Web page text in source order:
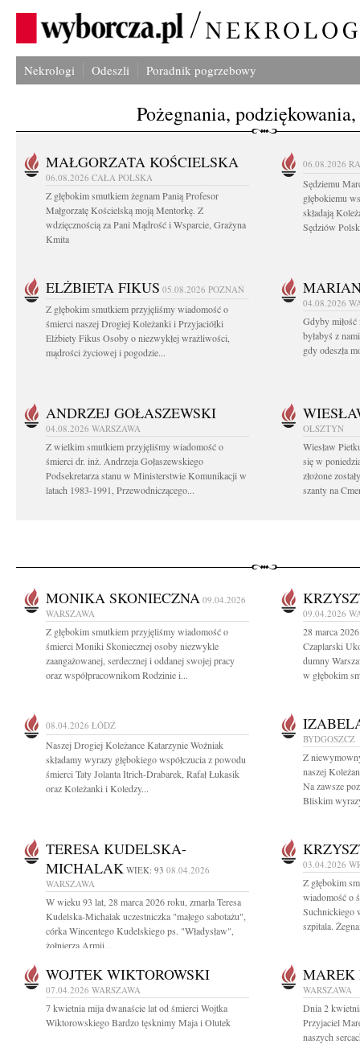
Nekrologi Odeszli Poradnik pogrzebowy
Pożegnania,
MAŁGORZATA KOŚCIELSKA
06.08.2026 CAŁA POLSKA
Z głębokim smutkiem żegnam Panią Profesor
Małgorzatę Kościelską moją Mentorkę. Z
wdzięcznością za Pani Mądrość i Wsparcie, Grażyna
Kmita
06.08.2026
Sędziemu
głębokiemu
składają
Sędziów
ELŻBIETA FIKUS 05.08.2026 POZNAŃ
Z głębokim smutkiem przyjęliśmy wiadomość o
śmierci naszej Drogiej Koleżanki i Przyjaciółki
Elżbiety Fikus Osoby o niezwykłej wrażliwości,
mądrości życiowej i pogodzie...
04.08.2026
Gdyby miłość
byłabyś z
gdy odeszła
ANDRZEJ GOŁASZEWSKI
04.08.2026 WARSZAWA
Z wielkim smutkiem przyjęliśmy wiadomość o
śmierci dr. inż. Andrzeja Gołaszewskiego
Podsekretarza stanu w Ministerstwie Komunikacji w
latach 1983-1991, Przewodniczącego...
OLSZTYN
Wiesław
się w
złożone
szanty na
MONIKA SKONIECZNA 09.04.2026
WARSZAWA
Z głębokim smutkiem przyjęliśmy wiadomość o
śmierci Moniki Skoniecznej osoby niezwykle
zaangażowanej, serdecznej i oddanej swojej pracy
oraz współpracownikom Rodzinie i...
09.04.2026
28 marca
Czaplarski
dumny
w głębokim
08.04.2026 ŁÓDŹ
Naszej Drogiej Koleżance Katarzynie Woźniak
składamy wyrazy głębokiego współczucia z powodu
śmierci Taty Jolanta Itrich-Drabarek, Rafał Łukasik
oraz Koleżanki i Koledzy...
BYDGOSZCZ
Z
naszej
Na zawsze
Bliskim
TERESA KUDELSKA-
MICHALAK WIEK: 93 08.04.2026
WARSZAWA
W wieku 93 lat, 28 marca 2026 roku, zmarła Teresa
Kudelska-Michalak uczestniczka "małego sabotażu",
córka Wincentego Kudelskiego ps. "Władysław",
żołnierza Armii...
03.04.2026
Z głębokim
wiadomość o
Suchnickiego
szpitala.
WOJTEK WIKTOROWSKI
07.04.2026 WARSZAWA
7 kwietnia mija dwanaście lat od śmierci Wojtka
Wiktorowskiego Bardzo tęsknimy Maja i Olutek
MAREK
WARSZAWA
Dnia 2
Przyjaciel
naszych